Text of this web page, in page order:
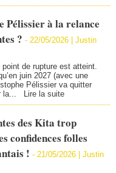
Pélissier à la relance
? - 22/05/2026 |Justin
de rupture est atteint.
juin 2027 (avec une
Pélissier va quitter
la...
Lire la suite
des Kita trop
confidences folles
! - 21/05/2026 |Justin